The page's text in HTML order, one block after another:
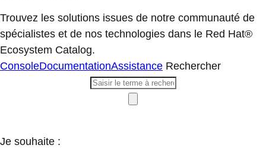
Trouvez les solutions issues de notre communauté de
spécialistes et de nos technologies dans le Red Hat®
Ecosystem Catalog.
ConsoleDocumentationAssistance Rechercher
Je souhaite :